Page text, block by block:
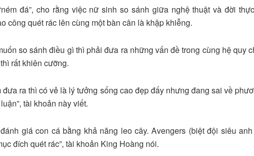
đá”, cho rằng việc nữ sinh so sánh giữa nghệ thuật và đời
công quét rác lên cùng một bàn cân là khập khiễng.
so sánh điều gì thì phải đưa ra những vấn đề trong cùng hệ quy
rất khiên cưỡng.
đưa ra thì có vẻ là lý tưởng sống cao đẹp đấy nhưng đang sai về
tài khoản này viết.
giá con cá bằng khả năng leo cây. Avengers (biệt đội siêu
đích quét rác”, tài khoản King Hoàng nói.